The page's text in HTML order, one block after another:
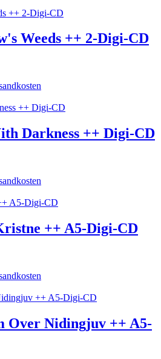
Weeds ++ 2-Digi-CD
Darkness ++ Digi-CD
++ A5-Digi-CD
Over Nidingjuv ++ A5-